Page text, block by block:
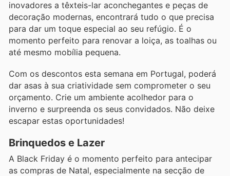
inovadores a têxteis-lar aconchegantes e peças de
decoração modernas, encontrará tudo o que precisa
para dar um toque especial ao seu refúgio. É o
momento perfeito para renovar a loiça, as toalhas ou
até mesmo mobília pequena.
Com os descontos esta semana em Portugal, poderá
dar asas à sua criatividade sem comprometer o seu
orçamento. Crie um ambiente acolhedor para o
inverno e surpreenda os seus convidados. Não deixe
escapar estas oportunidades!
Brinquedos e Lazer
A Black Friday é o momento perfeito para antecipar
as compras de Natal, especialmente na secção de